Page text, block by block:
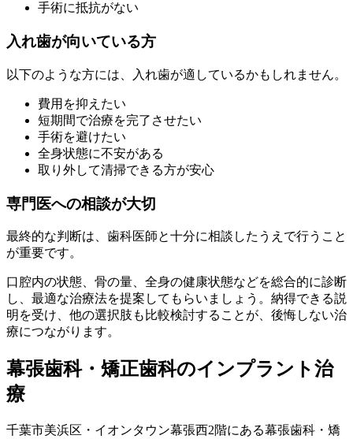
手術に抵抗がない
入れ歯が向いている方
以下のような方には、入れ歯が適しているかもしれません。
費用を抑えたい
短期間で治療を完了させたい
手術を避けたい
全身状態に不安がある
取り外して清掃できる方が安心
専門医への相談が大切
最終的な判断は、歯科医師と十分に相談したうえで行うこと
が重要です。
口腔内の状態、骨の量、全身の健康状態などを総合的に診断
し、最適な治療法を提案してもらいましょう。納得できる説
明を受け、他の選択肢も比較検討することが、後悔しない治
療につながります。
幕張歯科・矯正歯科のインプラント治
療
千葉市美浜区・イオンタウン幕張西2階にある幕張歯科・矯